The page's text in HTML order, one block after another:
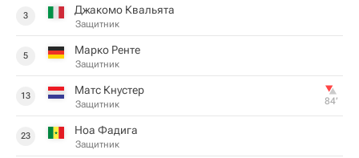
3 Джакомо Квальята
Защитник
5 Марко Ренте
Защитник
13 Матс Кнустер
Защитник 84‎’‎
23 Ноа Фадига
Защитник